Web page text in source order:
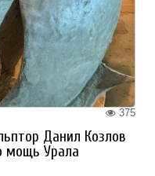
375
Данил Козлов
мощь Урала